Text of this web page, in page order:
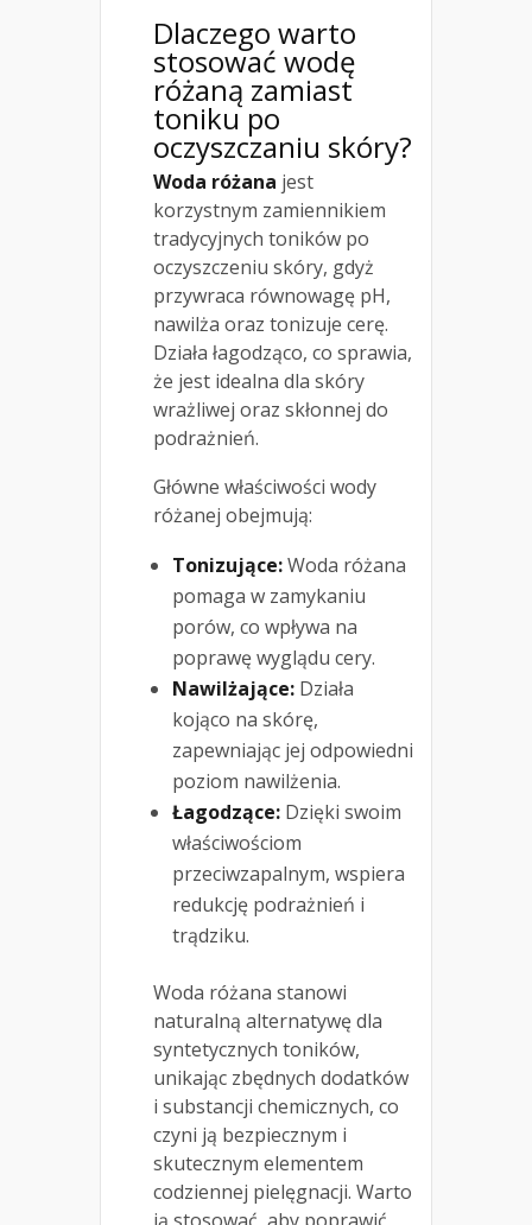
Dlaczego warto
stosować wodę
różaną zamiast
toniku po
oczyszczaniu skóry?
Woda różana jest
korzystnym zamiennikiem
tradycyjnych toników po
oczyszczeniu skóry, gdyż
przywraca równowagę pH,
nawilża oraz tonizuje cerę.
Działa łagodząco, co sprawia,
że jest idealna dla skóry
wrażliwej oraz skłonnej do
podrażnień.
Główne właściwości wody
różanej obejmują:
Tonizujące:Woda różana
pomaga w zamykaniu
porów, co wpływa na
poprawę wyglądu cery.
Nawilżające: Działa
kojąco na skórę,
zapewniając jej odpowiedni
poziom nawilżenia.
Łagodzące: Dzięki swoim
właściwościom
przeciwzapalnym, wspiera
redukcję podrażnień i
trądziku.
Woda różana stanowi
naturalną alternatywę dla
syntetycznych toników,
unikając zbędnych dodatków
i substancji chemicznych, co
czyni ją bezpiecznym i
skutecznym elementem
codziennej pielęgnacji. Warto